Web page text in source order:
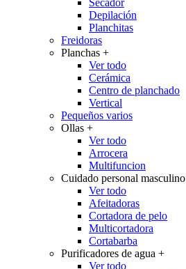
Secador
Depilación
Planchitas
Freidoras
Planchas +
Ver todo
Cerámica
Centro de planchado
Vertical
Pequeños varios
Ollas +
Ver todo
Arrocera
Multifuncion
Cuidado personal masculino
Ver todo
Afeitadoras
Cortadora de pelo
Multicortadora
Cortabarba
Purificadores de agua +
Ver todo